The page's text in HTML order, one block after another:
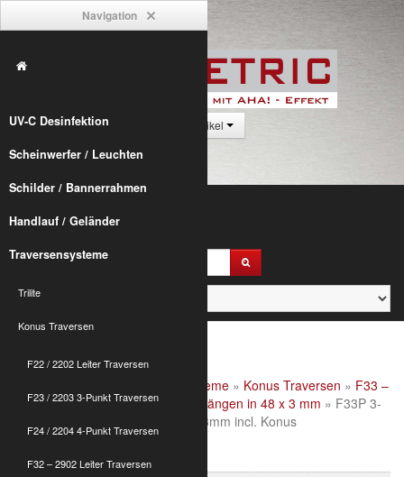
Navigation
UV-C Desinfektion
Scheinwerfer / Leuchten
Schilder / Bannerrahmen
Handlauf / Geländer
Traversensysteme
Trilite
Konus Traversen
F22 / 2202 Leiter Traversen
F23 / 2203 3-Punkt Traversen
F24 / 2204 4-Punkt Traversen
F32 – 2902 Leiter Traversen
0 Artikel
Traversensysteme » Konus Traversen » F33 –
2903 3-Punkt Traversen» F33P Längen in 48 x 3 mm » F33P 3-
Punkt Traverse 150 cm Rohr 48x3mm incl. Konus